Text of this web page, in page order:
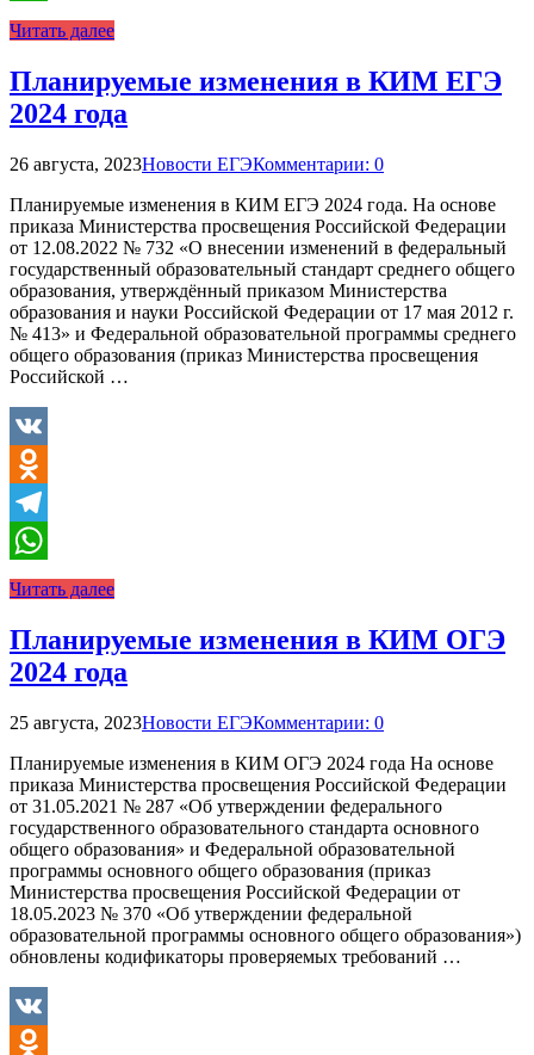
WhatsApp
Читать далее
Планируемые изменения в КИМ ЕГЭ
2024 года
26 августа, 2023Новости ЕГЭКомментарии: 0
Планируемые изменения в КИМ ЕГЭ 2024 года. На основе
приказа Министерства просвещения Российской Федерации
от 12.08.2022 № 732 «О внесении изменений в федеральный
государственный образовательный стандарт среднего общего
образования, утверждённый приказом Министерства
образования и науки Российской Федерации от 17 мая 2012 г.
№ 413» и Федеральной образовательной программы среднего
общего образования (приказ Министерства просвещения
Российской …
VK
Odnoklassniki
Telegram
WhatsApp
Читать далее
Планируемые изменения в КИМ ОГЭ
2024 года
25 августа, 2023Новости ЕГЭКомментарии: 0
Планируемые изменения в КИМ ОГЭ 2024 года На основе
приказа Министерства просвещения Российской Федерации
от 31.05.2021 № 287 «Об утверждении федерального
государственного образовательного стандарта основного
общего образования» и Федеральной образовательной
программы основного общего образования (приказ
Министерства просвещения Российской Федерации от
18.05.2023 № 370 «Об утверждении федеральной
образовательной программы основного общего образования»)
обновлены кодификаторы проверяемых требований …
VK